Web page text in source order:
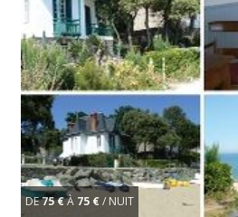
DE75 €À 75 €/ NUIT